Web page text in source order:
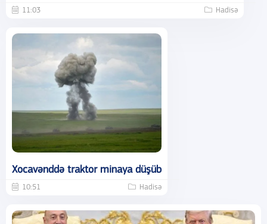
11:03 Hadisə
Xocavənddə traktor minaya düşüb
10:51 Hadisə